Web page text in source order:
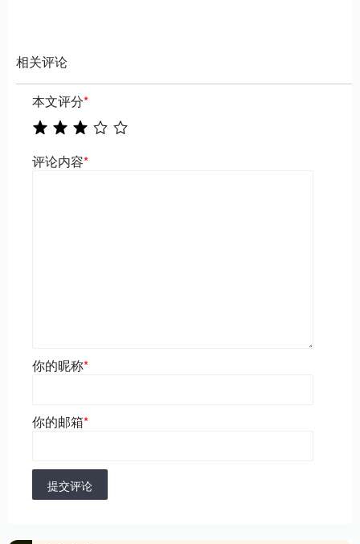
相关评论
本文评分*
评论内容*
你的昵称*
你的邮箱*
提交评论